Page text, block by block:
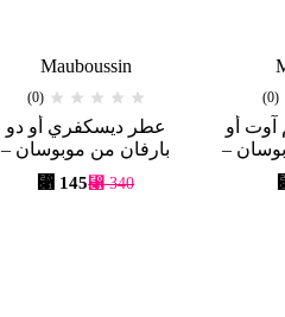
(0)
آوت أو
–
Mauboussin
(0)
عطر ديسكفري أو دو
بارفان من موبوسان –
100 مل
⃁340
⃁ 145